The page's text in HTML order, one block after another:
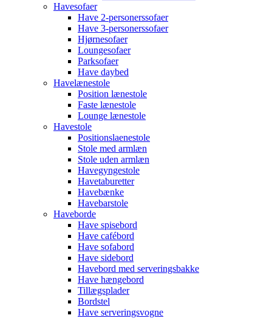
Havesofaer
Have 2-personerssofaer
Have 3-personerssofaer
Hjørnesofaer
Loungesofaer
Parksofaer
Have daybed
Havelænestole
Position lænestole
Faste lænestole
Lounge lænestole
Havestole
Positionslaenestole
Stole med armlæn
Stole uden armlæn
Havegyngestole
Havetaburetter
Havebænke
Havebarstole
Haveborde
Have spisebord
Have cafébord
Have sofabord
Have sidebord
Havebord med serveringsbakke
Have hængebord
Tillægsplader
Bordstel
Have serveringsvogne